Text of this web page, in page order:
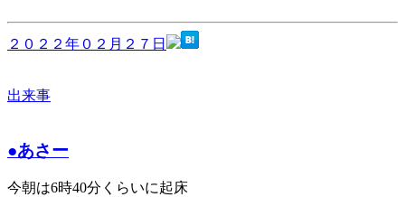
２０２２年０２月２７日
出来事
●あさー
今朝は6時40分くらいに起床